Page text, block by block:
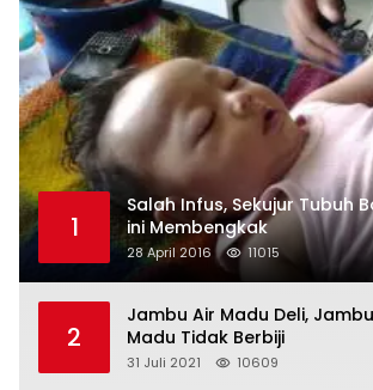
1
Salah Infus, Sekujur Tubuh
ini Membengkak
28 April 2016 11015
2
Jambu Air Madu Deli,
Madu Tidak Berbiji
31 Juli 2021 10609